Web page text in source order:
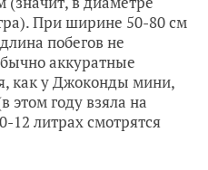
При ширине 50-80 см
побегов не
аккуратные
как у Джоконды мини,
этом году взяла на
12 литрах смотрятся